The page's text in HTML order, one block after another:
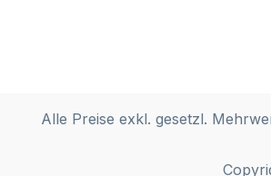
Alle Preise exkl. gesetzl.